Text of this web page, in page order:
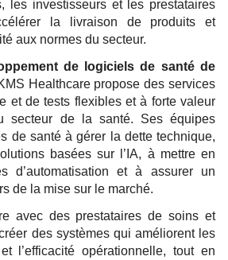
les investisseurs et les prestataires
la livraison de produits et
aux normes du secteur.
de logiciels de santé de
Healthcare propose des services
et de tests flexibles et à forte valeur
secteur de la santé. Ses équipes
de santé à gérer la dette technique,
basées sur l’IA, à mettre en
d’automatisation et à assurer un
de la mise sur le marché.
avec des prestataires de soins et
des systèmes qui améliorent les
l’efficacité opérationnelle, tout en